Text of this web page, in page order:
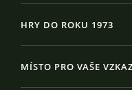
HRY DO ROKU 1973
MÍSTO PRO VAŠE